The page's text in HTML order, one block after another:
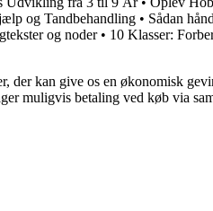
og Tandbehandling • Sådan
og noder• 10 Klasser:
der kan give os en økonomisk
muligvis betaling ved køb via